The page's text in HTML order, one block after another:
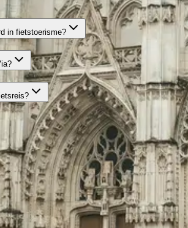
in fietstoerisme?